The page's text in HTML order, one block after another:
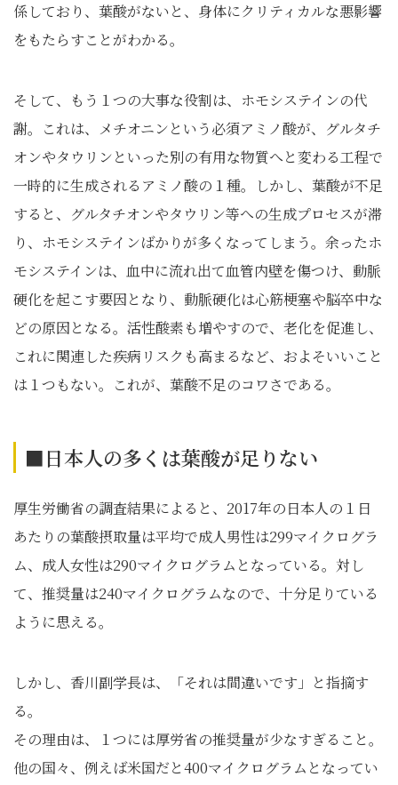
係しており、葉酸がないと、身体にクリティカルな悪影響
をもたらすことがわかる。
そして、もう１つの大事な役割は、ホモシステインの代
謝。これは、メチオニンという必須アミノ酸が、グルタチ
オンやタウリンといった別の有用な物質へと変わる工程で
一時的に生成されるアミノ酸の１種。しかし、葉酸が不足
すると、グルタチオンやタウリン等への生成プロセスが滞
り、ホモシステインばかりが多くなってしまう。余ったホ
モシステインは、血中に流れ出て血管内壁を傷つけ、動脈
硬化を起こす要因となり、動脈硬化は心筋梗塞や脳卒中な
どの原因となる。活性酸素も増やすので、老化を促進し、
これに関連した疾病リスクも高まるなど、およそいいこと
は１つもない。これが、葉酸不足のコワさである。
■日本人の多くは葉酸が足りない
厚生労働省の調査結果によると、2017年の日本人の１日
あたりの葉酸摂取量は平均で成人男性は299マイクログラ
ム、成人女性は290マイクログラムとなっている。対し
て、推奨量は240マイクログラムなので、十分足りている
ように思える。
しかし、香川副学長は、「それは間違いです」と指摘す
る。
その理由は、１つには厚労省の推奨量が少なすぎること。
他の国々、例えば米国だと400マイクログラムとなってい